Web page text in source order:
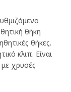
θήκη
θήκες.
κλιπ. Είναι
χρυσές